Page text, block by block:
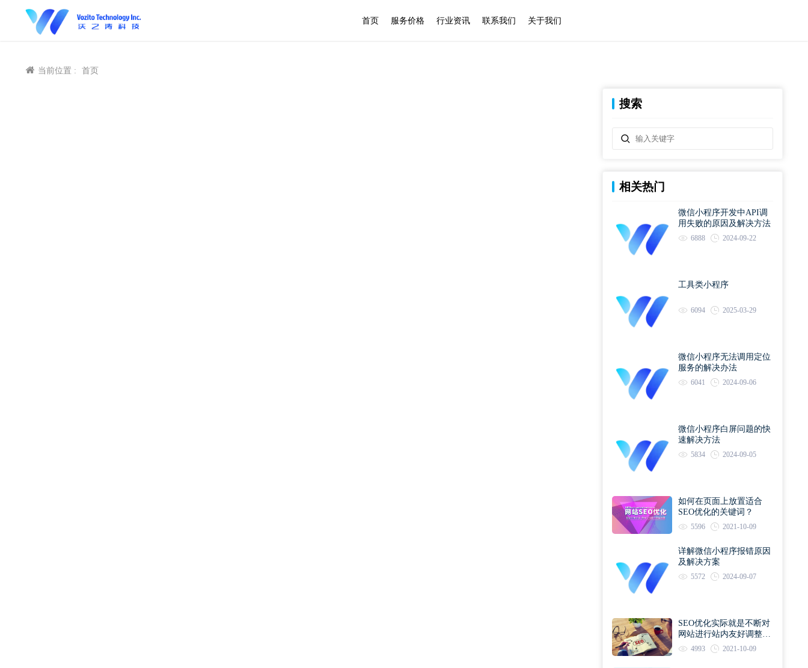
首页 服务价格 行业资讯 联系我们 关于我们
当前位置 : 首页
搜索
相关热门
微信小程序开发中API调
用失败的原因及解决方法
6888 2024-09-22
工具类小程序
6094 2025-03-29
微信小程序无法调用定位
服务的解决办法
6041 2024-09-06
微信小程序白屏问题的快
速解决方法
5834 2024-09-05
如何在页面上放置适合
SEO优化的关键词？
5596 2021-10-09
详解微信小程序报错原因
及解决方案
5572 2024-09-07
SEO优化实际就是不断对
网站进行站内友好调整直
到符合优化规则
4993 2021-10-09